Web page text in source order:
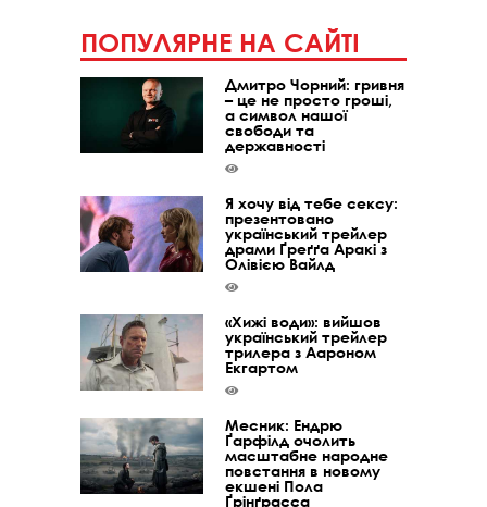
ПОПУЛЯРНЕ НА САЙТІ
Дмитро Чорний: гривня
– це не просто гроші,
а символ нашої
свободи та
державності
Я хочу від тебе сексу:
презентовано
український трейлер
драми Ґреґґа Аракі з
Олівією Вайлд
«Хижі води»: вийшов
український трейлер
трилера з Аароном
Екгартом
Месник: Ендрю
Ґарфілд очолить
масштабне народне
повстання в новому
екшені Пола
Ґрінґрасса